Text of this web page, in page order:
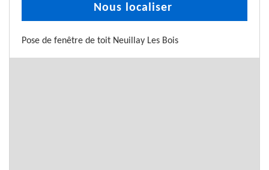
Nous localiser
Pose de fenêtre de toit Neuillay Les Bois